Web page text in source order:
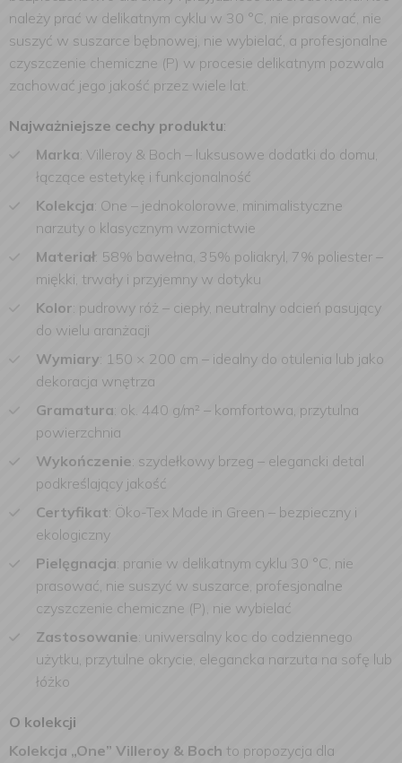
należy prać w delikatnym cyklu w 30 °C, nie prasować, nie
suszyć w suszarce bębnowej, nie wybielać, a profesjonalne
czyszczenie chemiczne (P) w procesie delikatnym pozwala
zachować jego jakość przez wiele lat.
Najważniejsze cechy produktu:
Marka: Villeroy & Boch – luksusowe dodatki do domu,
łączące estetykę i funkcjonalność
Kolekcja: One – jednokolorowe, minimalistyczne
narzuty o klasycznym wzornictwie
Materiał: 58% bawełna, 35% poliakryl, 7% poliester –
miękki, trwały i przyjemny w dotyku
Kolor: pudrowy róż – ciepły, neutralny odcień pasujący
do wielu aranżacji
Wymiary: 150 × 200 cm – idealny do otulenia lub jako
dekoracja wnętrza
Gramatura: ok. 440 g/m² – komfortowa, przytulna
powierzchnia
Wykończenie: szydełkowy brzeg – elegancki detal
podkreślający jakość
Certyfikat: Öko-Tex Made in Green – bezpieczny i
ekologiczny
Pielęgnacja: pranie w delikatnym cyklu 30 °C, nie
prasować, nie suszyć w suszarce, profesjonalne
czyszczenie chemiczne (P), nie wybielać
Zastosowanie: uniwersalny koc do codziennego
użytku, przytulne okrycie, elegancka narzuta na sofę lub
łóżko
O kolekcji
Kolekcja „One” Villeroy & Boch to propozycja dla